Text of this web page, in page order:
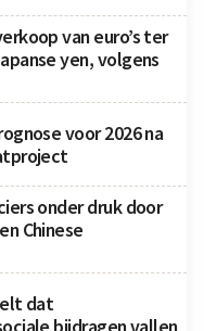
van euro’s ter
yen, volgens
voor 2026 na
onder druk door
Chinese
dat